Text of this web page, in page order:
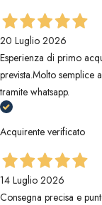
20 Luglio 2026
Esperienza di primo
prevista.Molto semplice
tramite whatsapp.
Acquirente verificato
14 Luglio 2026
Consegna precisa e